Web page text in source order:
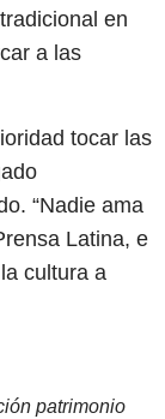
en
a las
tocar las
“Nadie ama
Latina, e
cultura a
patrimonio